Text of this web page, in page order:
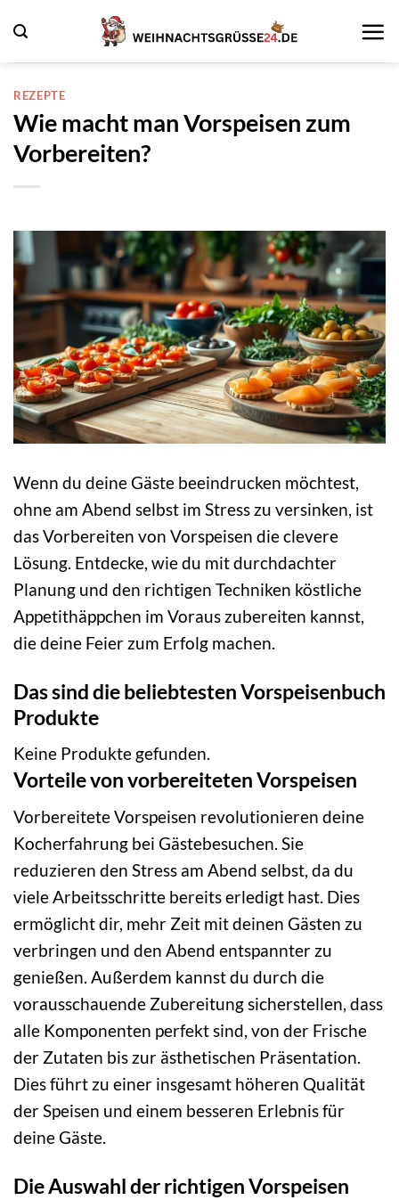
Inhalt
springen
REZEPTE
Wie macht man Vorspeisen zum
Vorbereiten?
Wenn du deine Gäste beeindrucken möchtest,
ohne am Abend selbst im Stress zu versinken, ist
das Vorbereiten von Vorspeisen die clevere
Lösung. Entdecke, wie du mit durchdachter
Planung und den richtigen Techniken köstliche
Appetithäppchen im Voraus zubereiten kannst,
die deine Feier zum Erfolg machen.
Das sind die beliebtesten Vorspeisenbuch
Produkte
Keine Produkte gefunden.
Vorteile von vorbereiteten Vorspeisen
Vorbereitete Vorspeisen revolutionieren deine
Kocherfahrung bei Gästebesuchen. Sie
reduzieren den Stress am Abend selbst, da du
viele Arbeitsschritte bereits erledigt hast. Dies
ermöglicht dir, mehr Zeit mit deinen Gästen zu
verbringen und den Abend entspannter zu
genießen. Außerdem kannst du durch die
vorausschauende Zubereitung sicherstellen, dass
alle Komponenten perfekt sind, von der Frische
der Zutaten bis zur ästhetischen Präsentation.
Dies führt zu einer insgesamt höheren Qualität
der Speisen und einem besseren Erlebnis für
deine Gäste.
Die Auswahl der richtigen Vorspeisen